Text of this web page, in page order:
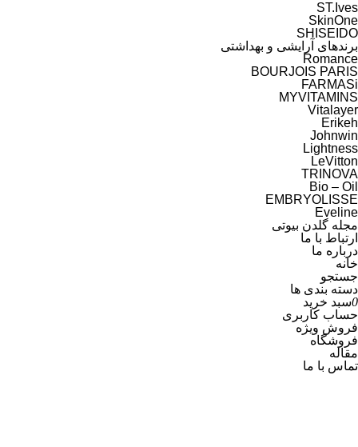
موجودها اول
ST.Ives
SkinOne
SHISEIDO
برندهای آرایشی و بهداشتی
Romance
BOURJOIS PARIS
FARMASi
MYVITAMINS
Vitalayer
Erikeh
Johnwin
Lightness
LeVitton
TRINOVA
Bio – Oil
EMBRYOLISSE
Eveline
مجله گلدن بیوتی
ارتباط با ما
درباره ما
خانه
جستجو
دسته بندی ها
0سبد خرید
حساب کاربری
فروش ویژه
فروشگاه
مقاله
تماس با ما